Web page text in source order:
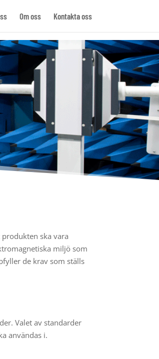
Om oss Kontakta oss
ska vara
miljö som
de krav som ställs
Valet av standarder
användas i.